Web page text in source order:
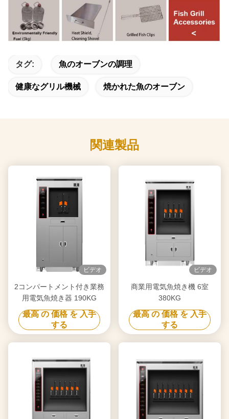
タグ: 魚のオーブンの調理
健康なグリル機械 焼かれた魚のオーブン
関連製品
ビデオ
2コンパートメント付き業務
用電気魚焼き器 190KG
最高 の 価格 を 入手
する
ビデオ
商業用電気魚焼き機 6室
380KG
最高 の 価格 を 入手
する